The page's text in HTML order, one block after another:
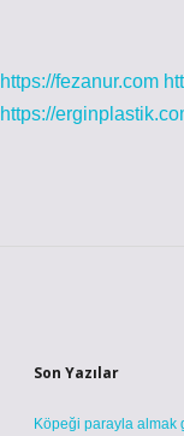
https://fezanur.com
https://
Son Yazılar
Köpeği parayla almak